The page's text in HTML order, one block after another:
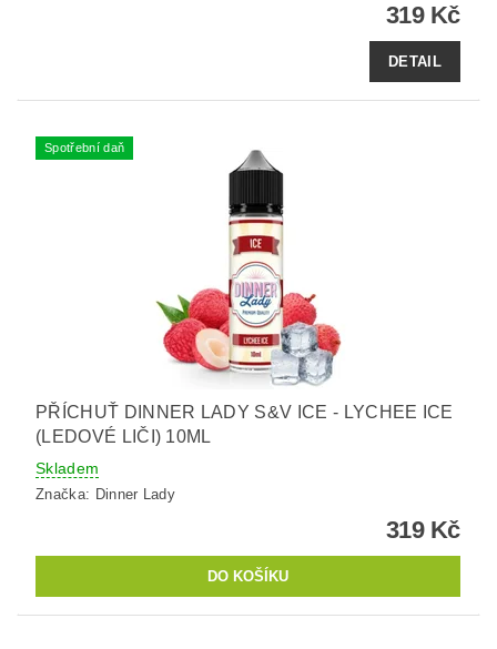
319 Kč
DETAIL
Spotřební daň
PŘÍCHUŤ DINNER LADY S&V ICE - LYCHEE ICE
(LEDOVÉ LIČI) 10ML
Skladem
Značka: Dinner Lady
319 Kč